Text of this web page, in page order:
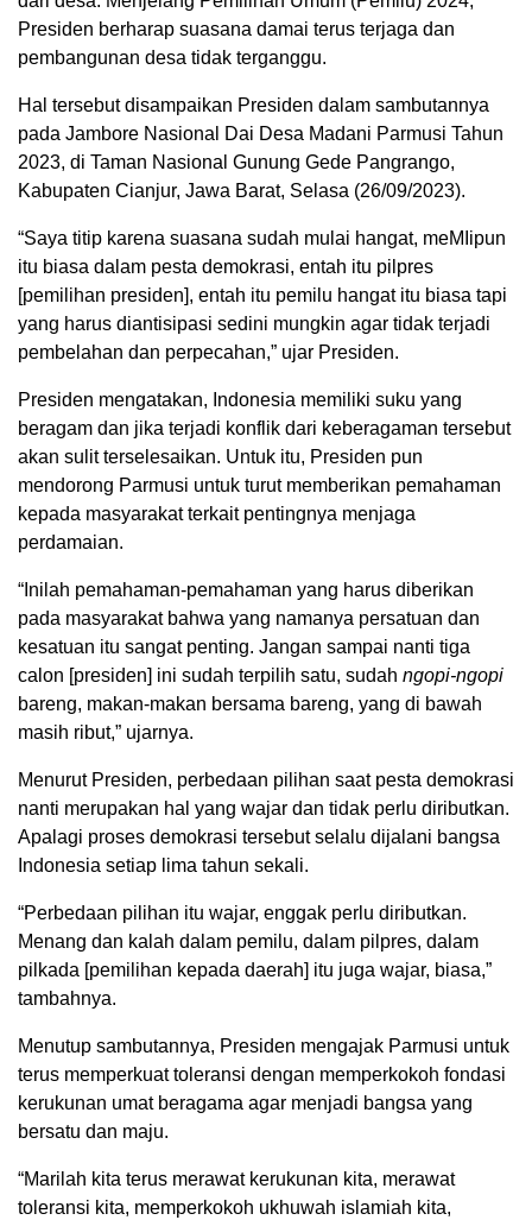
Presiden berharap suasana damai terus terjaga dan
pembangunan desa tidak terganggu.
Hal tersebut disampaikan Presiden dalam sambutannya
pada Jambore Nasional Dai Desa Madani Parmusi Tahun
2023, di Taman Nasional Gunung Gede Pangrango,
Kabupaten Cianjur, Jawa Barat, Selasa (26/09/2023).
“Saya titip karena suasana sudah mulai hangat, meMIipun
itu biasa dalam pesta demokrasi, entah itu pilpres
[pemilihan presiden], entah itu pemilu hangat itu biasa tapi
yang harus diantisipasi sedini mungkin agar tidak terjadi
pembelahan dan perpecahan,” ujar Presiden.
Presiden mengatakan, Indonesia memiliki suku yang
beragam dan jika terjadi konflik dari keberagaman tersebut
akan sulit terselesaikan. Untuk itu, Presiden pun
mendorong Parmusi untuk turut memberikan pemahaman
kepada masyarakat terkait pentingnya menjaga
perdamaian.
“Inilah pemahaman-pemahaman yang harus diberikan
pada masyarakat bahwa yang namanya persatuan dan
kesatuan itu sangat penting. Jangan sampai nanti tiga
calon [presiden] ini sudah terpilih satu, sudah ngopi-ngopi
bareng, makan-makan bersama bareng, yang di bawah
masih ribut,” ujarnya.
Menurut Presiden, perbedaan pilihan saat pesta demokrasi
nanti merupakan hal yang wajar dan tidak perlu diributkan.
Apalagi proses demokrasi tersebut selalu dijalani bangsa
Indonesia setiap lima tahun sekali.
“Perbedaan pilihan itu wajar, enggak perlu diributkan.
Menang dan kalah dalam pemilu, dalam pilpres, dalam
pilkada [pemilihan kepada daerah] itu juga wajar, biasa,”
tambahnya.
Menutup sambutannya, Presiden mengajak Parmusi untuk
terus memperkuat toleransi dengan memperkokoh fondasi
kerukunan umat beragama agar menjadi bangsa yang
bersatu dan maju.
“Marilah kita terus merawat kerukunan kita, merawat
toleransi kita, memperkokoh ukhuwah islamiah kita,